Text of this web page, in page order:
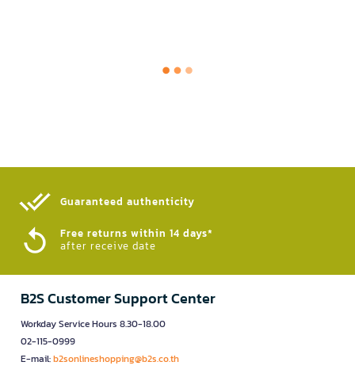
Guaranteed authenticity​
Free returns within 14 days*
after receive date
B2S Customer Support Center
Workday Service Hours 8.30-18.00
02-115-0999
E-mail:b2sonlineshopping@b2s.co.th